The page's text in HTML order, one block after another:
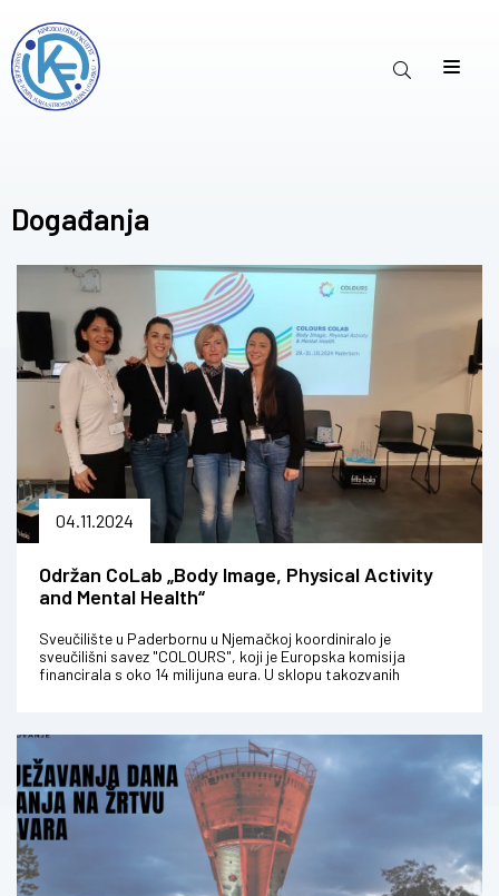
Događanja
04.11.2024
Održan CoLab „Body Image, Physical Activity
and Mental Health“
Sveučilište u Paderbornu u Njemačkoj koordiniralo je
sveučilišni savez "COLOURS", koji je Europska komisija
financirala s oko 14 milijuna eura. U sklopu takozvanih